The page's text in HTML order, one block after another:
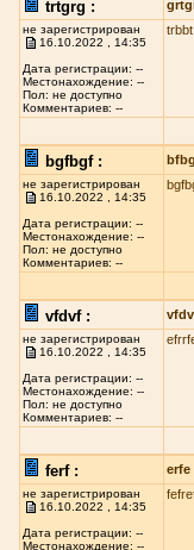
trtgrg :
не зарегистрирован
16.10.2022 , 14:35
Дата регистрации: --
Местонахождение: --
Пол: не доступно
Комментариев: --
trbbt
bgfbgf :
не зарегистрирован
16.10.2022 , 14:35
Дата регистрации: --
Местонахождение: --
Пол: не доступно
Комментариев: --
vfdvf : vfdv
не зарегистрирован
16.10.2022 , 14:35
Дата регистрации: --
Местонахождение: --
Пол: не доступно
Комментариев: --
ferf : erfe
не зарегистрирован
16.10.2022 , 14:35
Дата регистрации: --
Местонахождение: --